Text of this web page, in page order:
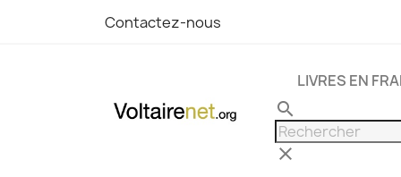
Contactez-nous
LIVRES EN
search
clear